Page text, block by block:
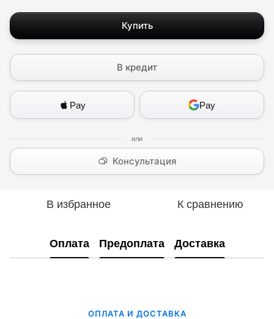
Купить
В кредит
Pay Pay
Консультация
В избранное К сравнению
Оплата Предоплата Доставка
ОПЛАТА И ДОСТАВКА